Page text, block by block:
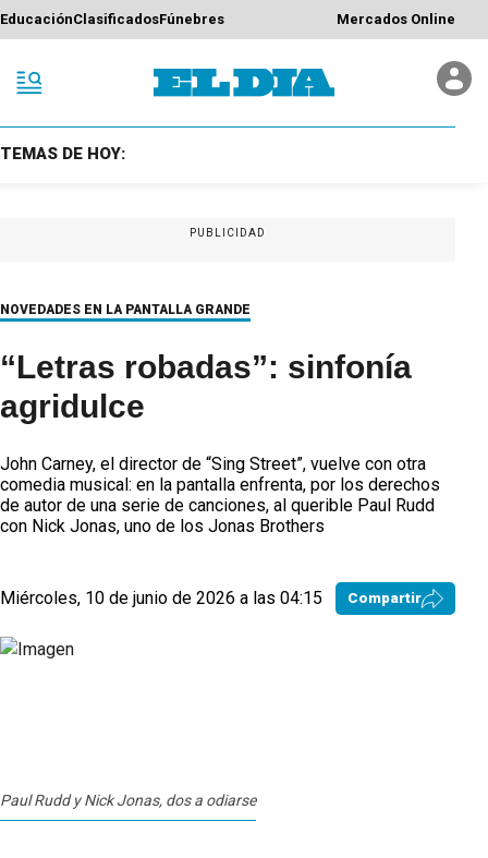
EducaciónClasificadosFúnebres Mercados Online
TEMAS DE HOY:
PUBLICIDAD
NOVEDADES EN LA PANTALLA GRANDE
“Letras robadas”: sinfonía
agridulce
John Carney, el director de “Sing Street”, vuelve con otra
comedia musical: en la pantalla enfrenta, por los derechos
de autor de una serie de canciones, al querible Paul Rudd
con Nick Jonas, uno de los Jonas Brothers
Miércoles, 10 de junio de 2026 a las 04:15 Compartir
Paul Rudd y Nick Jonas, dos a odiarse